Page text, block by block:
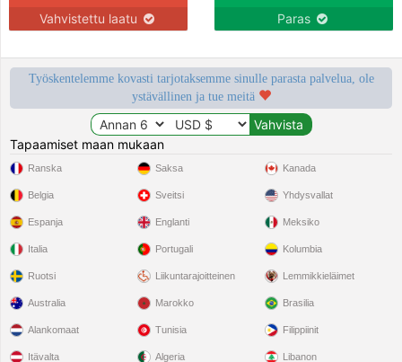
Vahvistettu laatu Paras
Työskentelemme kovasti tarjotaksemme sinulle parasta palvelua, ole
ystävällinen ja tue meitä
Tapaamiset maan mukaan
Ranska
Belgia
Espanja
Italia
Ruotsi
Saksa
Sveitsi
Englanti
Portugali
Liikuntarajoitteinen
Kanada
Yhdysvallat
Meksiko
Kolumbia
Lemmikkieläimet
Australia
Alankomaat
Itävalta
Marokko
Tunisia
Algeria
Brasilia
Filippiinit
Libanon